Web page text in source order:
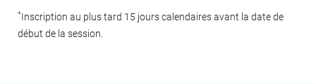
*Inscription au plus tard 15 jours calendaires avant la date de
début de la session.